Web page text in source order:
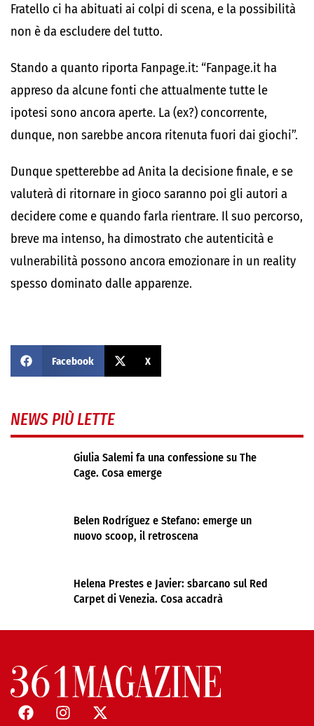
Fratello ci ha abituati ai colpi di scena, e la possibilità
non è da escludere del tutto.
Stando a quanto riporta Fanpage.it: “Fanpage.it ha
appreso da alcune fonti che attualmente tutte le
ipotesi sono ancora aperte. La (ex?) concorrente,
dunque, non sarebbe ancora ritenuta fuori dai giochi”.
Dunque spetterebbe ad Anita la decisione finale, e se
valuterà di ritornare in gioco saranno poi gli autori a
decidere come e quando farla rientrare. Il suo percorso,
breve ma intenso, ha dimostrato che autenticità e
vulnerabilità possono ancora emozionare in un reality
spesso dominato dalle apparenze.
Facebook X
NEWS PIÙ LETTE
Giulia Salemi fa una confessione su The
Cage. Cosa emerge
Belen Rodríguez e Stefano: emerge un
nuovo scoop, il retroscena
Helena Prestes e Javier: sbarcano sul Red
Carpet di Venezia. Cosa accadrà